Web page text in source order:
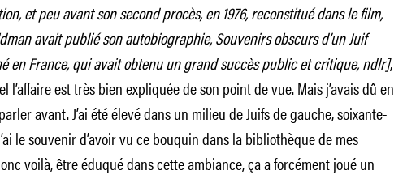
et peu avant son second procès, en 1976, reconstitué dans le film,
avait publié son autobiographie, Souvenirs obscurs d’un Juif
en France, qui avait obtenu un grand succès public et critique, ndlr],
l’affaire est très bien expliquée de son point de vue. Mais j’avais dû en
avant. J’ai été élevé dans un milieu de Juifs de gauche, soixante­-
le souvenir d’avoir vu ce bouquin dans la bibliothèque de mes
voilà, être éduqué dans cette ambiance, ça a forcément joué un